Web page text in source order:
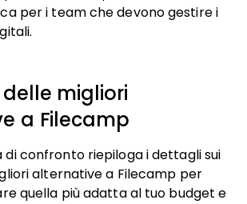
per i team che devono gestire i
delle migliori
a Filecamp
di confronto riepiloga i dettagli sui
alternative a Filecamp per
quella più adatta al tuo budget e